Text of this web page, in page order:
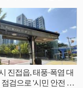
진접읍, 태풍·폭염 대
점검으로 '시민 안전 철